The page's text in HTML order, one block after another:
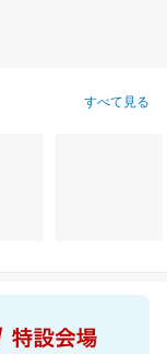
すべて見る